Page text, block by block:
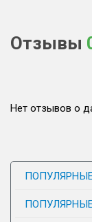
Отзывы
Нет отзывов о